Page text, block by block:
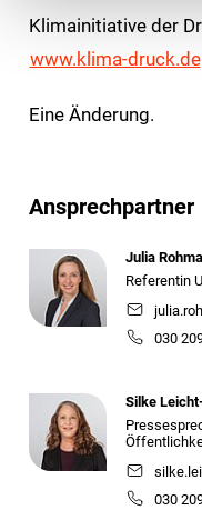
Klimainitiative der
www.klima-druck.de
Eine Änderung.
Ansprechpartner
Julia
Referentin
030
Silke
030